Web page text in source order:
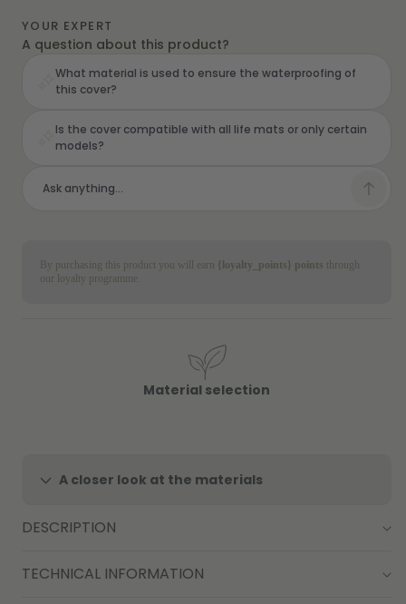
YOUR EXPERT
A question about this product?
What material is used to ensure the waterproofing of
this cover?
Is the cover compatible with all life mats or only certain
models?
By purchasing this product you will earn {loyalty_points} points through
our loyalty programme.
Material selection
A closer look at the materials
DESCRIPTION
TECHNICAL INFORMATION